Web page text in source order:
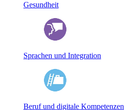
Gesundheit
Sprachen und Integration
Beruf und digitale Kompetenzen